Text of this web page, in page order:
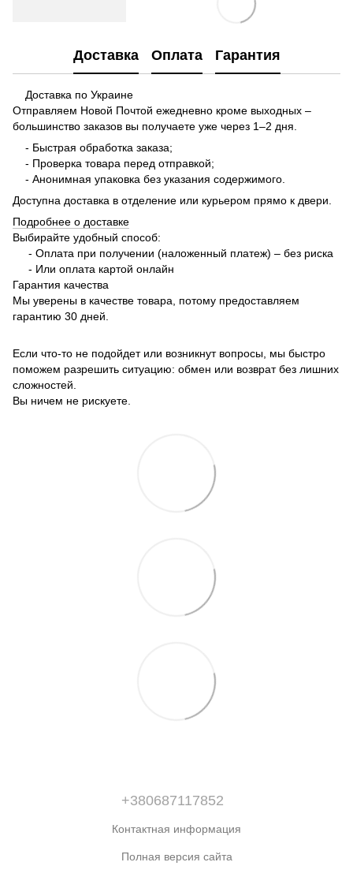
Доставка Оплата Гарантия
Доставка по Украине
Отправляем Новой Почтой ежедневно кроме выходных –
большинство заказов вы получаете уже через 1–2 дня.
- Быстрая обработка заказа;
- Проверка товара перед отправкой;
- Анонимная упаковка без указания содержимого.
Доступна доставка в отделение или курьером прямо к двери.
Подробнее о доставке
Выбирайте удобный способ:
- Оплата при получении (наложенный платеж) – без риска
- Или оплата картой онлайн
Гарантия качества
Мы уверены в качестве товара, потому предоставляем
гарантию 30 дней.
Если что-то не подойдет или возникнут вопросы, мы быстро
поможем разрешить ситуацию: обмен или возврат без лишних
сложностей.
Вы ничем не рискуете.
+380687117852
Контактная информация
Полная версия сайта